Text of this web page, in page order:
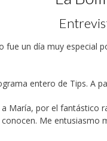
fue un día muy especial
entero de Tips. A
a María, por el
Me